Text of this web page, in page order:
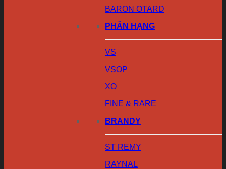
BARON OTARD
PHÂN HẠNG
VS
VSOP
XO
FINE & RARE
BRANDY
ST REMY
RAYNAL